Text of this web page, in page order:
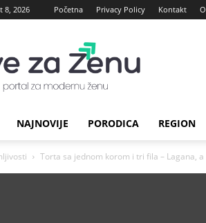
8, 2026 Početna Privacy Policy Kontakt
za
Zenu
NAJNOVIJE PORODICA REGION
Torta sa jednom korom i tri fila – Lagana,